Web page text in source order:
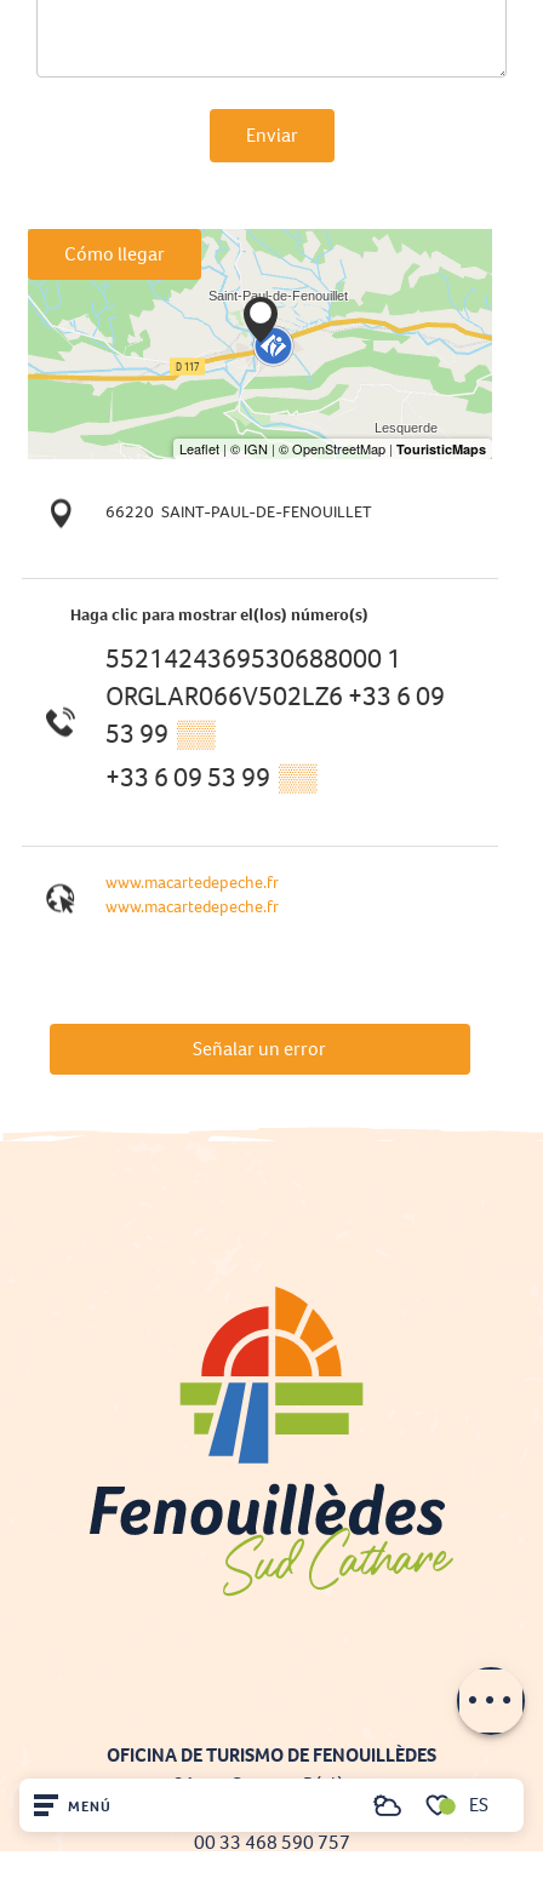
MENÚ
Voir les favoris
Buscar ES
Enviar
Cómo llegar
66220 SAINT-PAUL-DE-FENOUILLET
Haga clic para mostrar el(los) número(s)
5521424369530688000 1
ORGLAR066V502LZ6 +33 6 09
53 99 ▒▒
+33 6 09 53 99 ▒▒
www.macartedepeche.fr
www.macartedepeche.fr
Señalar un error
OFICINA DE TURISMO DE FENOUILLÈDES
21, av. Georges Pézières
66220 SAINT-PAUL-DE-FENOUILLET
00 33 468 590 757